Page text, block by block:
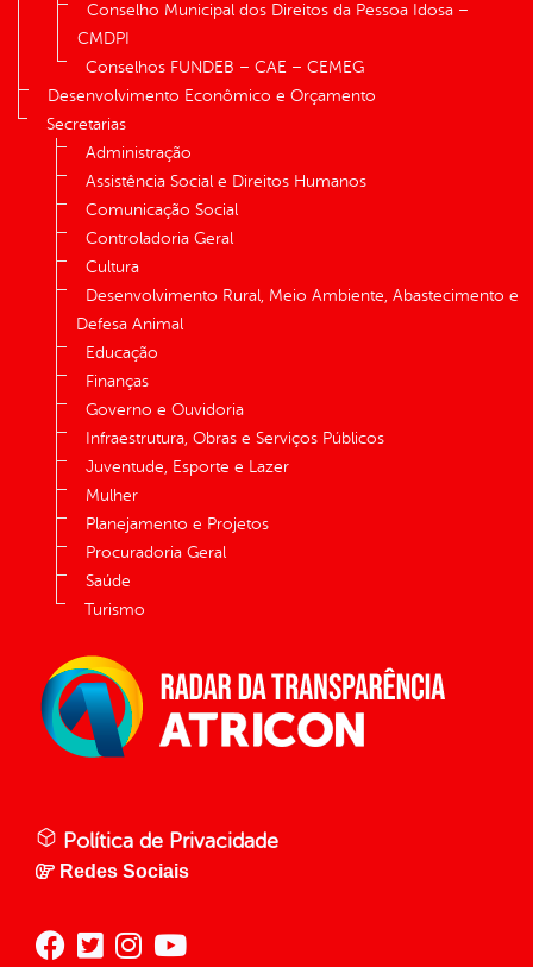
Conselho Municipal dos Direitos da Pessoa Idosa –
CMDPI
Conselhos FUNDEB – CAE – CEMEG
Desenvolvimento Econômico e Orçamento
Secretarias
Administração
Assistência Social e Direitos Humanos
Comunicação Social
Controladoria Geral
Cultura
Desenvolvimento Rural, Meio Ambiente, Abastecimento e
Defesa Animal
Educação
Finanças
Governo e Ouvidoria
Infraestrutura, Obras e Serviços Públicos
Juventude, Esporte e Lazer
Mulher
Planejamento e Projetos
Procuradoria Geral
Saúde
Turismo
Política de Privacidade
Redes Sociais